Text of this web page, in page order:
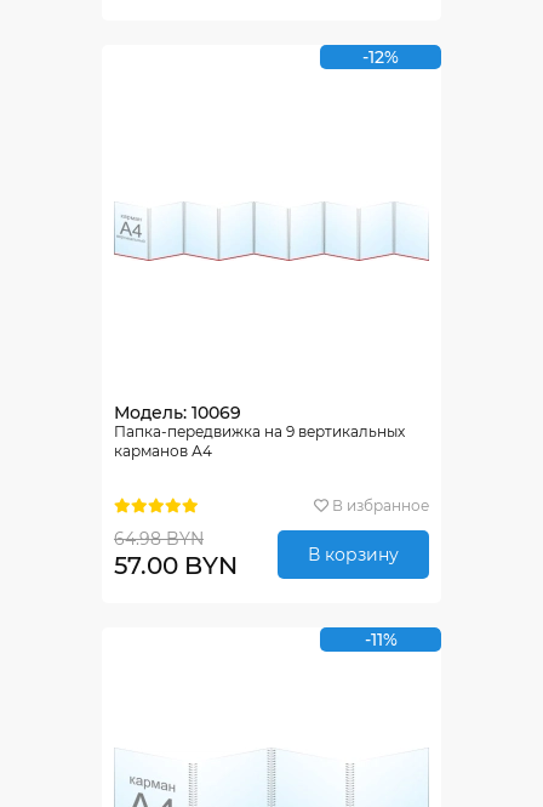
-12%
Модель: 10069
Папка-передвижка на 9 вертикальных
карманов А4
В избранное
64.98 BYN
57.00 BYN В корзину
-11%